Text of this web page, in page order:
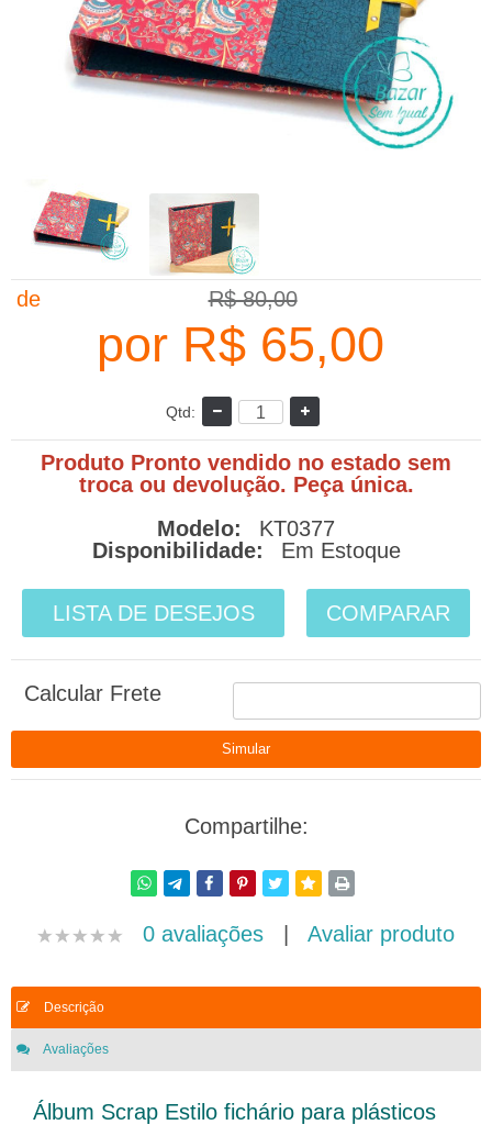
de R$ 80,00
por R$ 65,00
Qtd:
Produto Pronto vendido no estado sem
troca ou devolução. Peça única.
Modelo:
KT0377
Disponibilidade:
Em Estoque
LISTA DE DESEJOS COMPARAR
Calcular Frete
Compartilhe:
0 avaliações | Avaliar produto
Descrição
Avaliações
Álbum Scrap Estilo fichário para plásticos